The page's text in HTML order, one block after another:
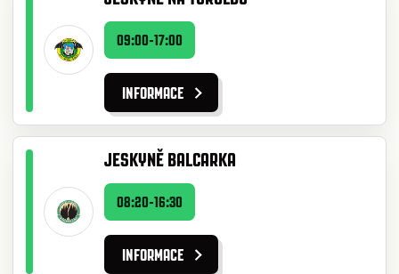
09:00-17:00
INFORMACE
JESKYNĚ BALCARKA
08:20-16:30
INFORMACE